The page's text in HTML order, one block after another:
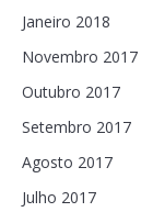
Janeiro 2018
Novembro 2017
Outubro 2017
Setembro 2017
Agosto 2017
Julho 2017